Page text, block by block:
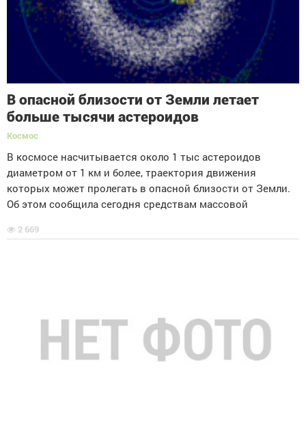
В опасной близости от Земли летает
больше тысячи астероидов
Космос
В космосе насчитывается около 1 тыс астероидов
диаметром от 1 км и более, траектория движения
которых может пролегать в опасной близости от Земли.
Об этом сообщила сегодня средствам массовой
2 669